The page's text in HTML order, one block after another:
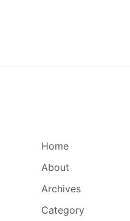
Home
About
Archives
Category